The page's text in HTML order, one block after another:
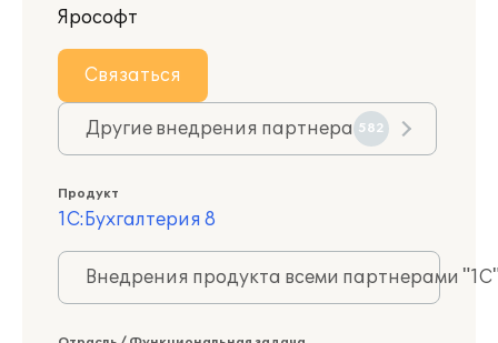
Ярософт
Связаться
Другие внедрения партнера 582
Продукт
1С:Бухгалтерия 8
Внедрения продукта всеми партнерами